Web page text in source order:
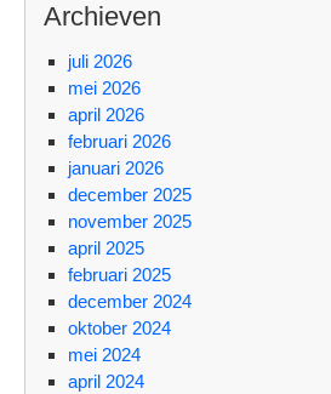
Archieven
juli 2026
mei 2026
april 2026
februari 2026
januari 2026
december 2025
november 2025
april 2025
februari 2025
december 2024
oktober 2024
mei 2024
april 2024